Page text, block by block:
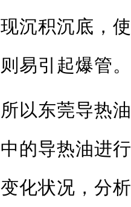
现沉积沉底，
则易引起爆管。
所以东莞导热
中的导热油进
变化状况，分